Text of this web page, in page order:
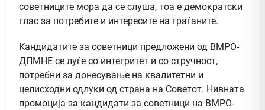
советниците мора да се слуша, тоа е демократски
глас за потребите и интересите на граѓаните.
Кандидатите за советници предложени од ВМРО-
ДПМНЕ се луѓе со интегритет и со стручност,
потребни за донесување на квалитетни и
целисходни одлуки од страна на Советот. Нивната
промоција за кандидати за советници на ВМРО-